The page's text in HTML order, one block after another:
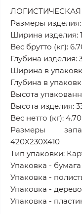
Размеры
Ширина изделия:
Вес брутто (кг):
Глубина изделия:
Ширина в
Глубина в
Высота
Высота изделия:
Вес нетто (кг):
Размеры
420X230X410
Тип упаковки:
Упаковка - бумага
Упаковка -
Упаковка - дерево
Упаковка -